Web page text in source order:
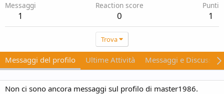
Messaggi
1
Reaction score
0
Punti
1
Trova
Messaggi del profilo Ultime Attività Messaggi e
Non ci sono ancora messaggi sul profilo di master1986.